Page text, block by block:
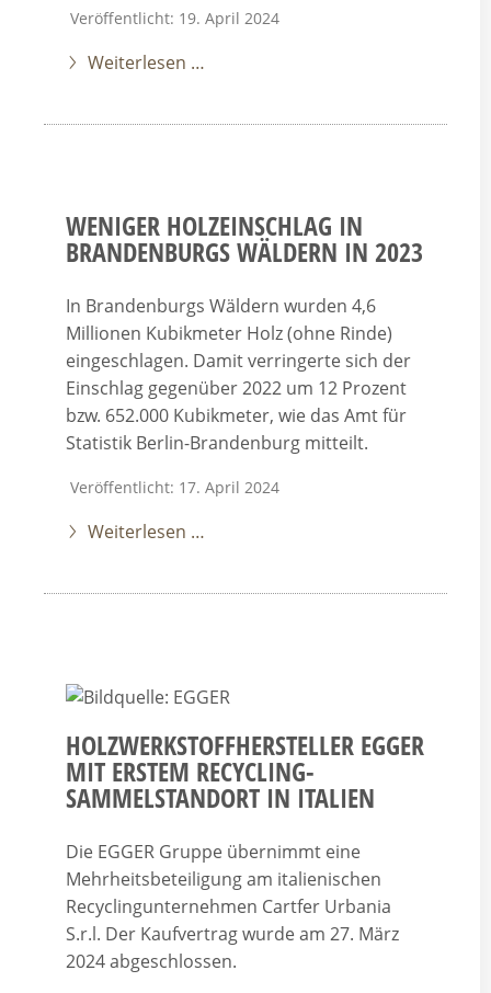
Veröffentlicht: 19. April 2024
Weiterlesen …
WENIGER HOLZEINSCHLAG IN
BRANDENBURGS WÄLDERN IN 2023
In Brandenburgs Wäldern wurden 4,6
Millionen Kubikmeter Holz (ohne Rinde)
eingeschlagen. Damit verringerte sich der
Einschlag gegenüber 2022 um 12 Prozent
bzw. 652.000 Kubikmeter, wie das Amt für
Statistik Berlin-Brandenburg mitteilt.
Veröffentlicht: 17. April 2024
Weiterlesen …
HOLZWERKSTOFFHERSTELLER EGGER
MIT ERSTEM RECYCLING-
SAMMELSTANDORT IN ITALIEN
Die EGGER Gruppe übernimmt eine
Mehrheitsbeteiligung am italienischen
Recyclingunternehmen Cartfer Urbania
S.r.l. Der Kaufvertrag wurde am 27. März
2024 abgeschlossen.